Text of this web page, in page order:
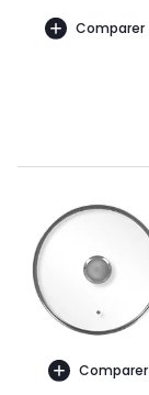
Comparer
Comparer